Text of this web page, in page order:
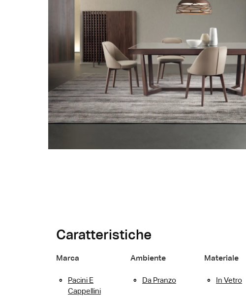
Caratteristiche
Marca
Pacini E
Cappellini
Ambiente
Da Pranzo
Materiale
In Vetro